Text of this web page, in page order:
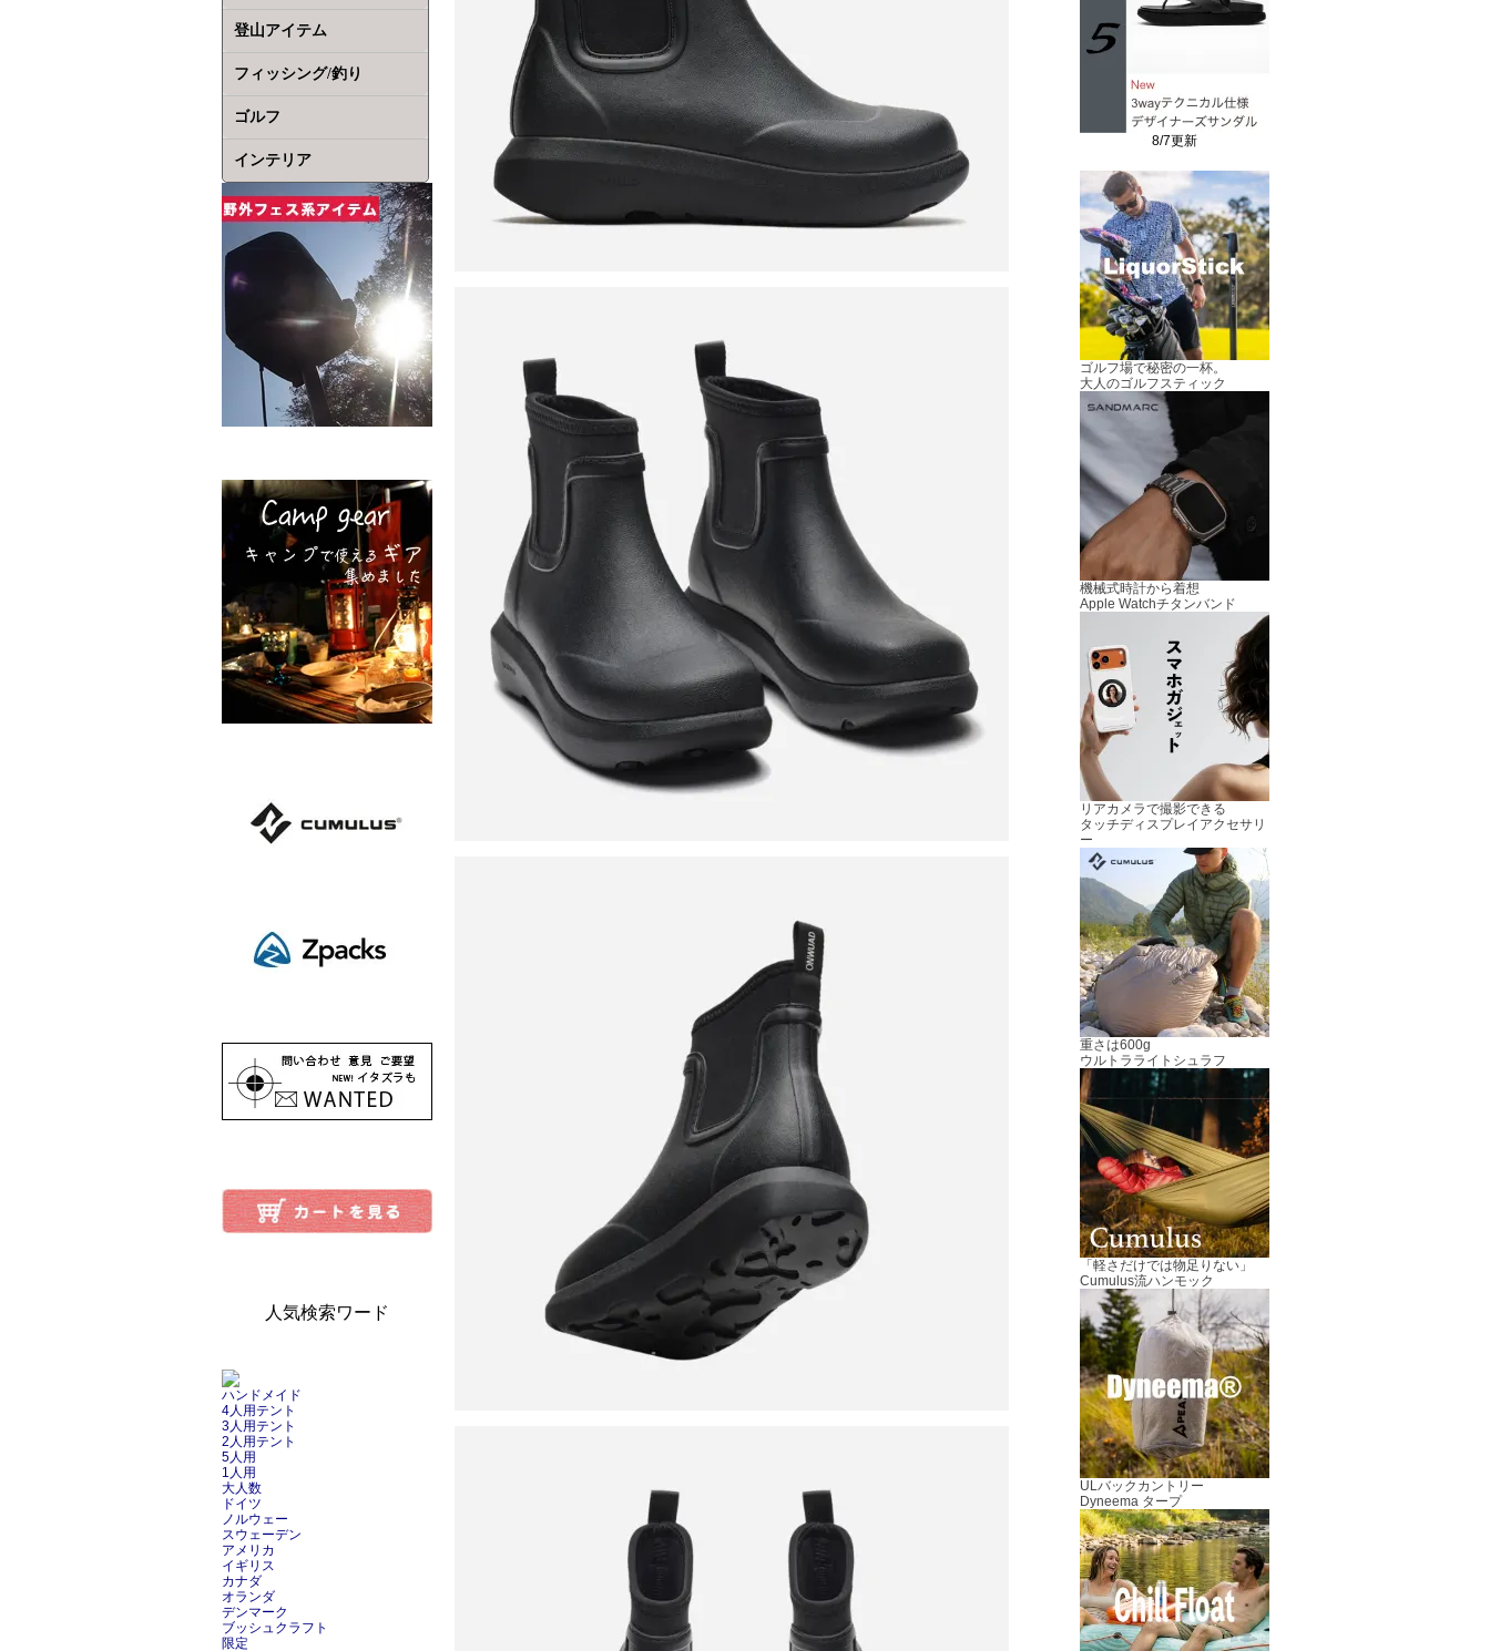
登山アイテム
フィッシング/釣り
ゴルフ
インテリア
人気検索ワード
ハンドメイド
4人用テント
3人用テント
2人用テント
5人用
1人用
大人数
ドイツ
ノルウェー
スウェーデン
アメリカ
イギリス
カナダ
オランダ
デンマーク
ブッシュクラフト
限定
8/7更新
ゴルフ場で秘密の一杯。
大人のゴルフスティック
機械式時計から着想
Apple Watchチタンバンド
リアカメラで撮影できる
タッチディスプレイアクセサリ
ー
重さは600g
ウルトラライトシュラフ
「軽さだけでは物足りない」
Cumulus流ハンモック
ULバックカントリー
Dyneema タープ